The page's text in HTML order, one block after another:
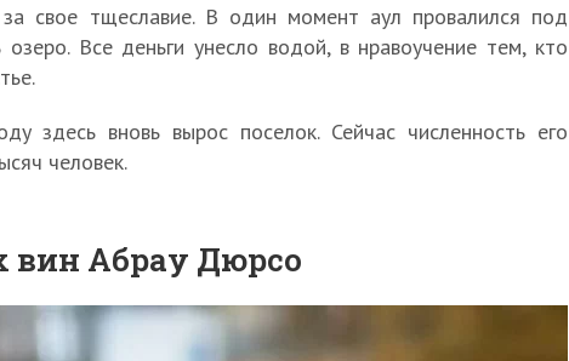
свое тщеславие. В один момент аул провалился под
Все деньги унесло водой, в нравоучение тем, кто
здесь вновь вырос поселок. Сейчас численность его
человек.
вин Абрау Дюрсо